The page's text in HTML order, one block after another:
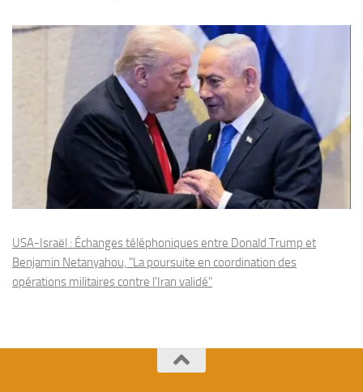
USA-Israël : Échanges téléphoniques entre Donald Trump et
Benjamin Netanyahou, "La poursuite en coordination des
opérations militaires contre l'Iran validé"